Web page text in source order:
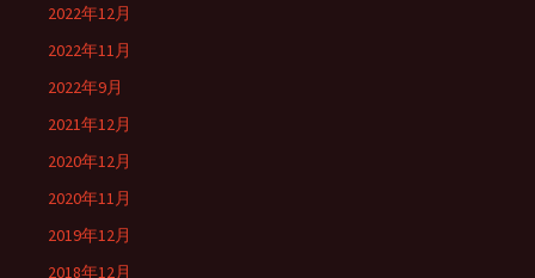
2022年12月
2022年11月
2022年9月
2021年12月
2020年12月
2020年11月
2019年12月
2018年12月